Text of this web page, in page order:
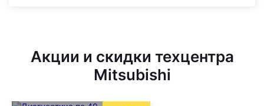
Акции и скидки техцентра
Mitsubishi